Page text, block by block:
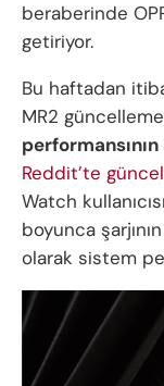
beraberinde
getiriyor.
Bu haftadan
MR2
performansının
Reddit’te
Watch
boyunca
olarak sistem